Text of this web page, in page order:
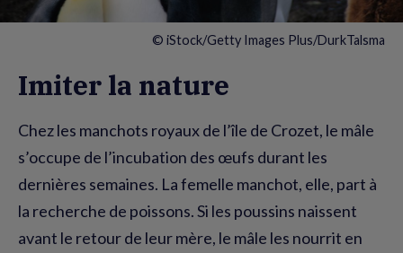
Imiter la nature
Chez les manchots royaux de l’île de Crozet, le mâle
s’occupe de l’incubation des œufs durant les
dernières semaines. La femelle manchot, elle, part à
la recherche de poissons. Si les poussins naissent
avant le retour de leur mère, le mâle les nourrit en
© iStock/Getty Images Plus/DurkTalsma